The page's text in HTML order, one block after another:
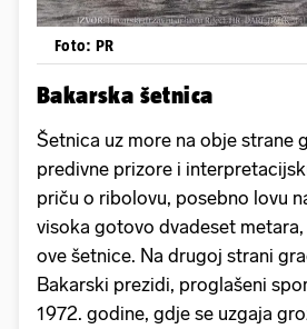
Foto: PR
Bakarska šetnica
Šetnica uz more na obje strane
predivne prizore i
priču o ribolovu, posebno lovu
visoka gotovo dvadeset
ove šetnice. Na drugoj strani
Bakarski prezidi, proglašeni
1972. godine, gdje se uzgaja